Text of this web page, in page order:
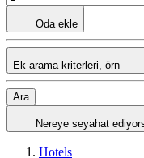
Oda ekle
Ek arama kriterleri, örn
Ara
Nereye seyahat
Hotels